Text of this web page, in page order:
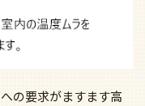
の要求がますます高